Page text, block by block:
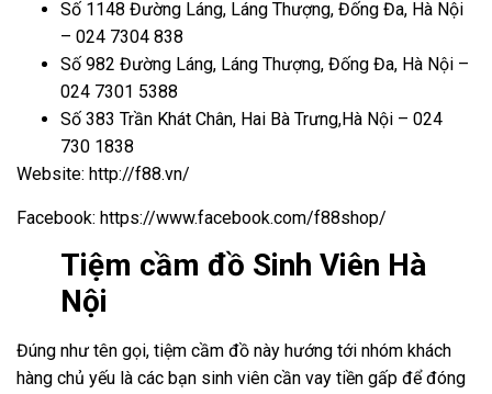
Số 1148 Đường Láng, Láng Thượng, Đống Đa, Hà Nội
– 024 7304 838
Số 982 Đường Láng, Láng Thượng, Đống Đa, Hà Nội –
024 7301 5388
Số 383 Trần Khát Chân, Hai Bà Trưng,Hà Nội – 024
730 1838
Website: http://f88.vn/
Facebook: https://www.facebook.com/f88shop/
Tiệm cầm đồ Sinh Viên Hà
Nội
Đúng như tên gọi, tiệm cầm đồ này hướng tới nhóm khách
hàng chủ yếu là các bạn sinh viên cần vay tiền gấp để đóng